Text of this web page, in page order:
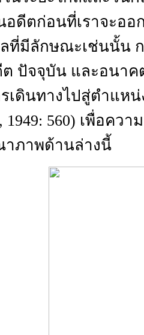
อดีตก่อนที่เราจะอ
ที่มีลักษณะเช่นนั้น
ปัจจุบัน และอนาค
เดินทางไปสู่ตำแห
1949: 560) เพื่อคว
ภาพด้านล่างนี้